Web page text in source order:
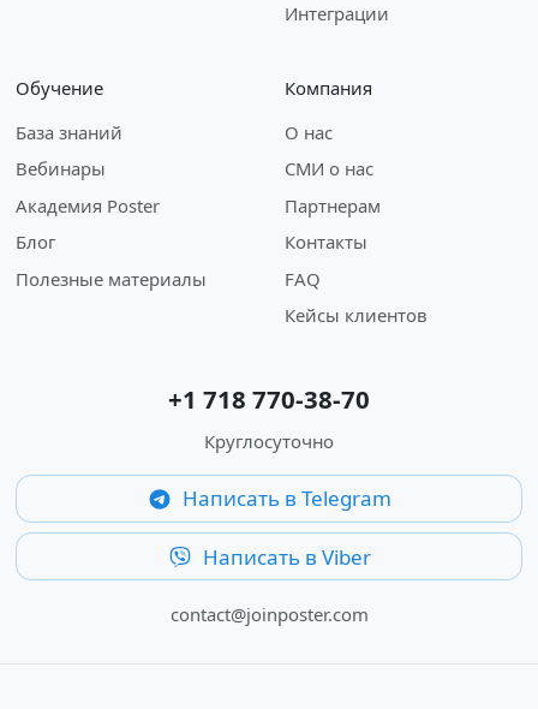
Интеграции
Обучение
База знаний
Вебинары
Академия Poster
Блог
Полезные материалы
Компания
О нас
СМИ о нас
Партнерам
Контакты
FAQ
Кейсы клиентов
+1 718 770-38-70
Круглосуточно
Написать в Telegram
Написать в Viber
contact@joinposter.com